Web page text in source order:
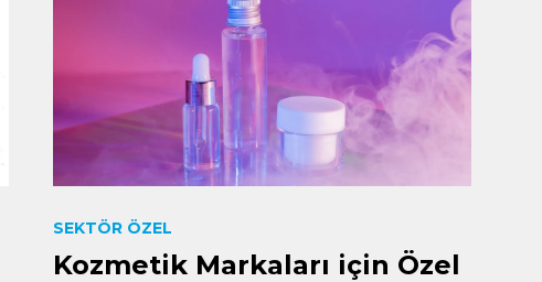
SEKTÖR ÖZEL
Kozmetik Markaları için Özel